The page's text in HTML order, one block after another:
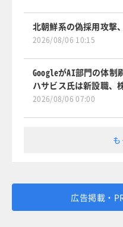
北朝鮮系の偽採用攻撃
2026/08/06 10:15
GoogleがAI部門の体制
ハサビス氏は新設職、
2026/08/06 07:00
も
広告掲載・